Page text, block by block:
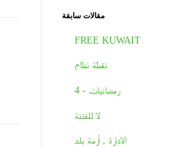
مقالات سابقة
FREE KUWAIT
نقطة نظام
رمضانيات - 4
لا للفتنة
الادارة , أزمة بلد